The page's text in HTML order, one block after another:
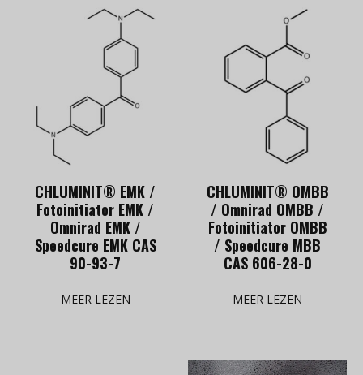
CHLUMINIT® EMK /
Fotoinitiator EMK /
Omnirad EMK /
Speedcure EMK CAS
90-93-7
MEER LEZEN
CHLUMINIT® OMBB
/ Omnirad OMBB /
Fotoinitiator OMBB
/ Speedcure MBB
CAS 606-28-0
MEER LEZEN